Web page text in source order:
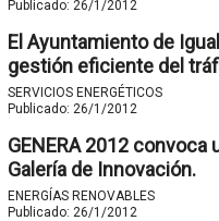
Publicado: 26/1/2012
El Ayuntamiento de
gestión eficiente del
SERVICIOS ENERGÉTICOS
Publicado: 26/1/2012
GENERA 2012 convoca
Galería de Innovación.
ENERGÍAS RENOVABLES
Publicado: 26/1/2012